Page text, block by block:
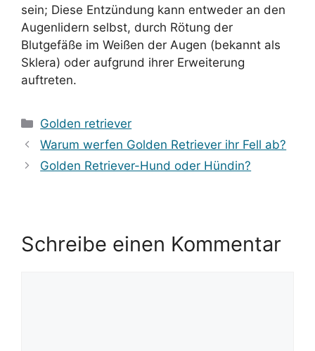
sein; Diese Entzündung kann entweder an den
Augenlidern selbst, durch Rötung der
Blutgefäße im Weißen der Augen (bekannt als
Sklera) oder aufgrund ihrer Erweiterung
auftreten.
Kategorien
Golden retriever
Warum werfen Golden Retriever ihr Fell ab?
Golden Retriever-Hund oder Hündin?
Schreibe einen Kommentar